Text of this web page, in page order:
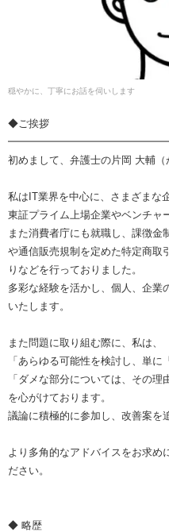
穏やかに、丁寧にお話を伺いします
◆ご挨拶
初めまして、弁護士の片岡 大輔（
私はIT業界を中心に、さまざまな
東証プライム上場企業やベンチャ
また消費者庁にも就職し、課徴金
や通信販売規制を定めた特定商取
りなどを行っておりました。
多彩な経験を活かし、個人、企業
いたします。
また問題に取り組む際に、私は、
「あらゆる可能性を検討し、単に
「ダメな部分については、その理
を心がけております。
議論に積極的に参加し、改善案を
より多角的なアドバイスをお求め
ださい。
◆ 略歴